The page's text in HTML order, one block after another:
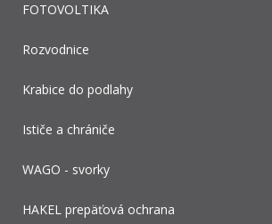
FOTOVOLTIKA
Rozvodnice
Krabice do podlahy
Ističe a chrániče
WAGO - svorky
HAKEL prepäťová ochrana